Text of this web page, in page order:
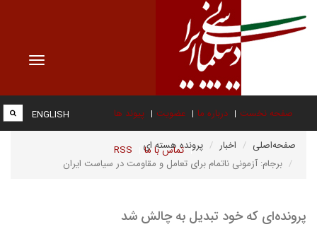
Toggle
صفحه نخست درباره ما عضویت پیوند ها
تماس با ما RSS
ENGLISH
صفحه‌اصلی اخبار
پرونده هسته ای
برجام: آزمونی ناتمام برای تعامل و مقاومت در سیاست ایران
پرونده‌ای که خود تبدیل به چالش شد